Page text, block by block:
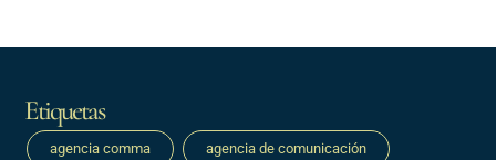
Etiquetas
agencia comma agencia de comunicación